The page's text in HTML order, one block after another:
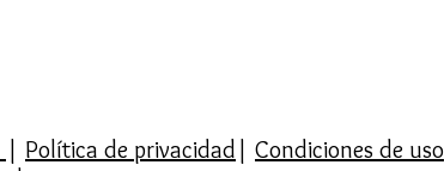
vosotros para concretar la hora de 9.00 a 14.00 y
el día. Y el coste será gratis y sin pedido mínimo.
| Política de privacidad | Condiciones de uso